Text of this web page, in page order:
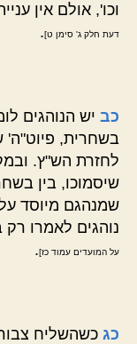
וכו', אולם אין
דעת חלק ג' סימן ט].
כב יש הנוהגים
בשחרית,
לחזרת הש"ץ.
שיסמוכו, בין
שמנהגם מיוסד
נוהגים לאמרו
על המועדים עמוד כז].
כג כשהשליח